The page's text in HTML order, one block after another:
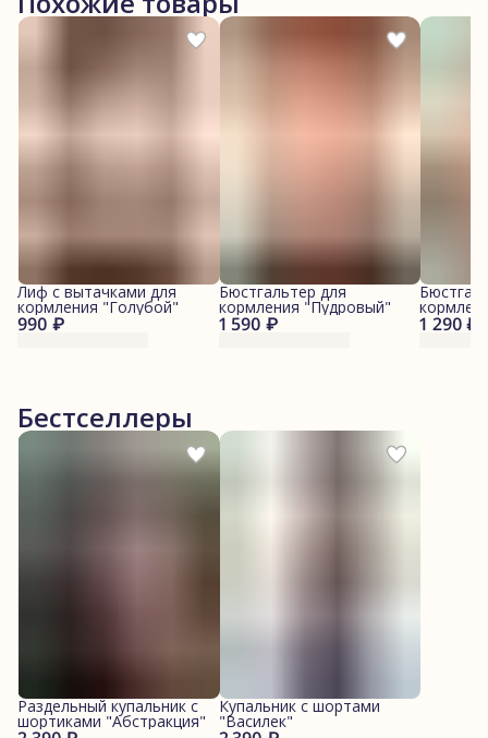
990 ₽
Лиф с вытачками для
кормления "Голубой"
1 590 ₽
Бюстгальтер для
кормления "Пудровый"
1 290 ₽
Бестселлеры
Раздельный купальник с
шортиками "Абстракция"
Купальник с шортами
"Василек"